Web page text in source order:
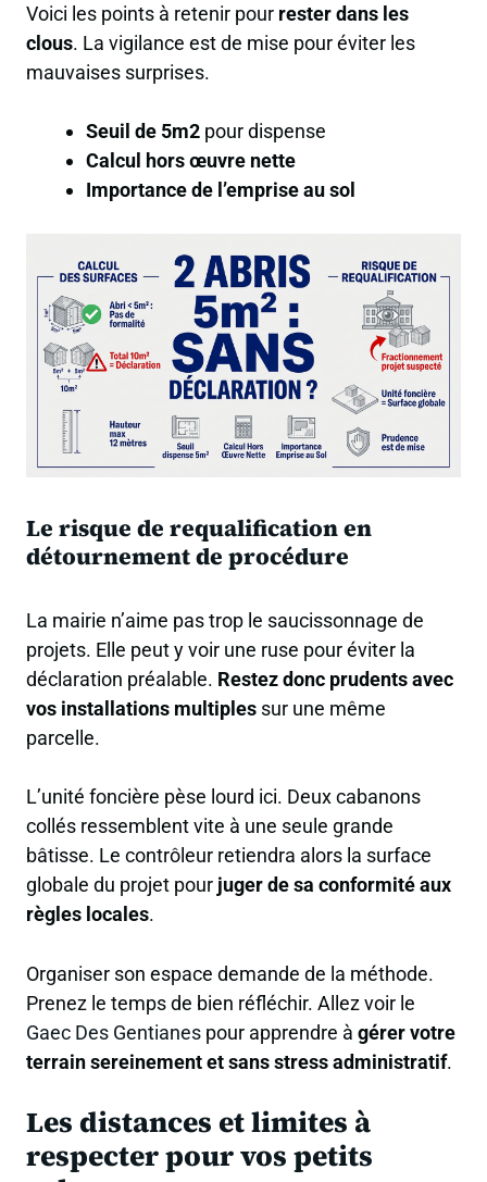
Voici les points à retenir pour rester dans les
clous. La vigilance est de mise pour éviter les
mauvaises surprises.
Seuil de 5m2pour dispense
Calcul hors œuvre nette
Importance de l’emprise au sol
Le risque de requalification en
détournement de procédure
La mairie n’aime pas trop le saucissonnage de
projets. Elle peut y voir une ruse pour éviter la
déclaration préalable. Restez donc prudents avec
vos installations multiples sur une même
parcelle.
L’unité foncière pèse lourd ici. Deux cabanons
collés ressemblent vite à une seule grande
bâtisse. Le contrôleur retiendra alors la surface
globale du projet pour juger de sa conformité aux
règles locales.
Organiser son espace demande de la méthode.
Prenez le temps de bien réfléchir. Allez voir le
Gaec Des Gentianes pour apprendre à gérer votre
terrain sereinement et sans stress administratif.
Les distances et limites à
respecter pour vos petits